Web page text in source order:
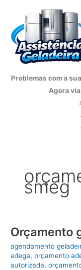
conteúdo
Problemas com a
Agora
smeg
Orçamento
agendamento
adega,orçamento
autorizada,